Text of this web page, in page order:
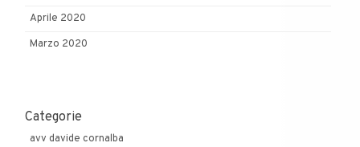
Aprile 2020
Marzo 2020
Categorie
avv davide cornalba